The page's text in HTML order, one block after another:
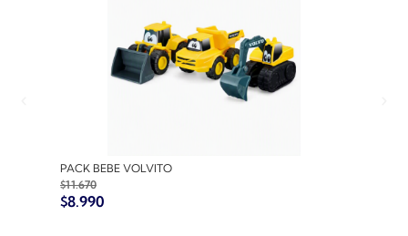
PACK BEBE VOLVITO
$11.670
$8.990